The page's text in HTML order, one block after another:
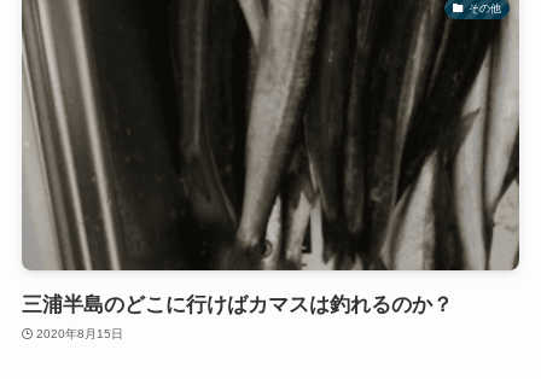
その他
三浦半島のどこに行けばカマスは釣れるのか？
2020年8月15日